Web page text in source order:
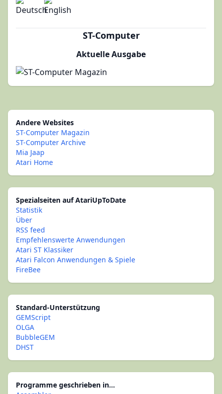
ST-Computer
Aktuelle Ausgabe
Andere Websites
ST-Computer Magazin
ST-Computer Archive
Mia Jaap
Atari Home
Spezialseiten auf AtariUpToDate
Statistik
Über
RSS feed
Empfehlenswerte Anwendungen
Atari ST Klassiker
Atari Falcon Anwendungen & Spiele
FireBee
Standard-Unterstützung
GEMScript
OLGA
BubbleGEM
DHST
Programme geschrieben in...